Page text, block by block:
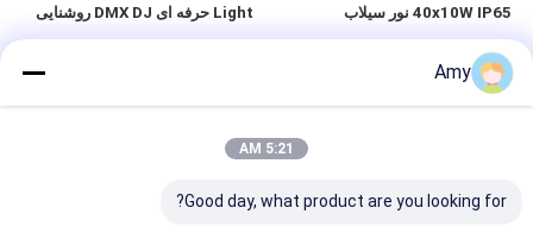
Light حرفه ای DMX DJ روشنایی
صحنه روشنایی شستشوی بالا برای
40x10W IP65 نور سیلاب
DMX512 روشنایی شستشو برای
کنسرت رویداد جشنواره نشان می
دهد
Amy
5:21 AM
Good day, what product are you looking for?